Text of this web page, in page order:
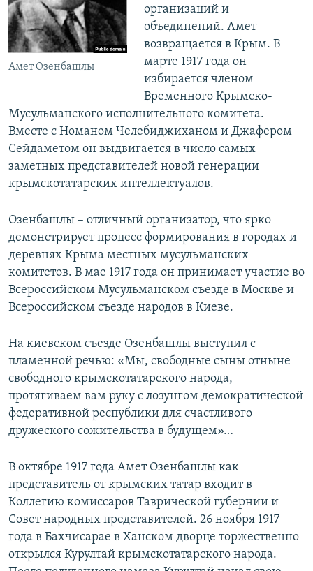
Амет Озенбашлы
организаций и
объединений. Амет
возвращается в Крым. В
марте 1917 года он
избирается членом
Временного Крымско-
Мусульманского исполнительного комитета.
Вместе с Номаном Челебиджиханом и Джафером
Сейдаметом он выдвигается в число самых
заметных представителей новой генерации
крымскотатарских интеллектуалов.
Озенбашлы – отличный организатор, что ярко
демонстрирует процесс формирования в городах и
деревнях Крыма местных мусульманских
комитетов. В мае 1917 года он принимает участие во
Всероссийском Мусульманском съезде в Москве и
Всероссийском съезде народов в Киеве.
На киевском съезде Озенбашлы выступил с
пламенной речью: «Мы, свободные сыны отныне
свободного крымскотатарского народа,
протягиваем вам руку с лозунгом демократической
федеративной республики для счастливого
дружеского сожительства в будущем»…
В октябре 1917 года Амет Озенбашлы как
представитель от крымских татар входит в
Коллегию комиссаров Таврической губернии и
Совет народных представителей. 26 ноября 1917
года в Бахчисарае в Ханском дворце торжественно
открылся Курултай крымскотатарского народа.